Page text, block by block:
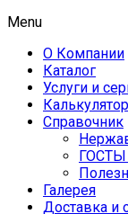
Menu
О Компании
Каталог
Услуги и
Калькулятор
Справочник
ГОСТЫ
Галерея
Доставка и